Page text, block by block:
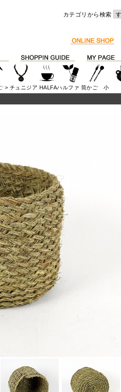
カテゴリから検索
> チュニジア HALFAハルファ 筒かご 小